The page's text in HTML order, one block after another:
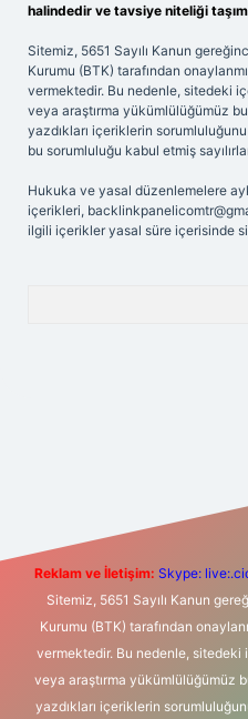
halindedir ve tavsiye niteliği
Sitemiz, 5651 Sayılı Kanun
Kurumu (BTK) tarafından
vermektedir. Bu nedenle, sitedeki
veya araştırma yükümlülüğümüz
yazdıkları içeriklerin
bu sorumluluğu kabul etmiş
Hukuka ve yasal düzenlemelere
içerikleri,
ilgili içerikler yasal süre içerisinde
Reklam ve İletişim: Skype:
Sitemiz, 5651 Sayılı Kanun
Kurumu (BTK) tarafından
vermektedir. Bu nedenle,
veya araştırma yükümlülüğümüz
yazdıkları içeriklerin